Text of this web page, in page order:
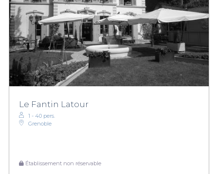
Le Fantin Latour
1 - 40 pers.
Grenoble
Établissement non réservable